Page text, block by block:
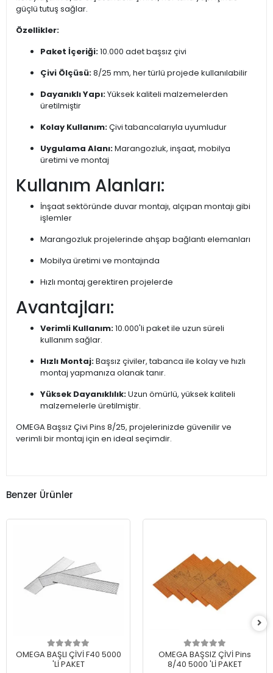
güçlü tutuş sağlar.
Özellikler:
Paket İçeriği:10.000 adet başsız çivi
Çivi Ölçüsü:8/25 mm, her türlü projede kullanılabilir
Dayanıklı Yapı:Yüksek kaliteli malzemelerden
üretilmiştir
Kolay Kullanım:Çivi tabancalarıyla uyumludur
Uygulama Alanı:Marangozluk, inşaat, mobilya
üretimi ve montaj
Kullanım Alanları:
İnşaat sektöründe duvar montajı, alçıpan montajı gibi
işlemler
Marangozluk projelerinde ahşap bağlantı elemanları
Mobilya üretimi ve montajında
Hızlı montaj gerektiren projelerde
Avantajları:
Verimli Kullanım:10.000'li paket ile uzun süreli
kullanım sağlar.
Hızlı Montaj:Başsız çiviler, tabanca ile kolay ve hızlı
montaj yapmanıza olanak tanır.
Yüksek Dayanıklılık:Uzun ömürlü, yüksek kaliteli
malzemelerle üretilmiştir.
OMEGA Başsız Çivi Pins 8/25, projelerinizde güvenilir ve
verimli bir montaj için en ideal seçimdir.
Benzer Ürünler
OMEGA BAŞLI ÇİVİ F40 5000
'Lİ PAKET
OMEGA BAŞSIZ ÇİVİ Pins
8/40 5000 'Lİ PAKET